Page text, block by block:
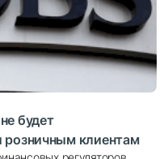
будет
розничным клиентам